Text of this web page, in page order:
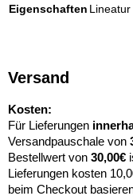
Eigenschaften Lineatur
Versand
Kosten:
Für Lieferungen
Versandpauschale von
Bestellwert von 30,00€
Lieferungen kosten
beim Checkout